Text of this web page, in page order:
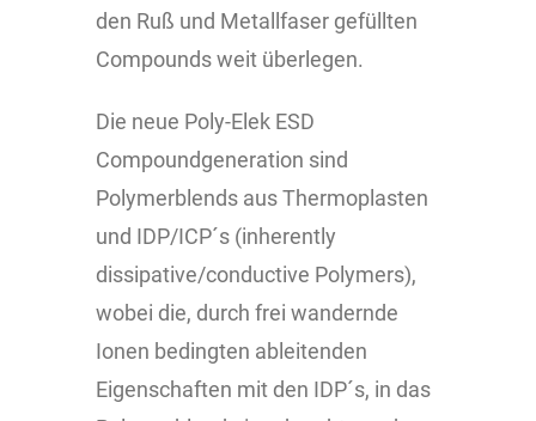
den Ruß und Metallfaser gefüllten
Compounds weit überlegen.
Die neue Poly-Elek ESD
Compoundgeneration sind
Polymerblends aus Thermoplasten
und IDP/ICP´s (inherently
dissipative/conductive Polymers),
wobei die, durch frei wandernde
Ionen bedingten ableitenden
Eigenschaften mit den IDP´s, in das